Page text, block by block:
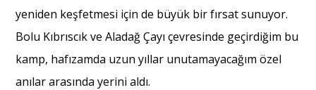
yeniden keşfetmesi için de büyük bir fırsat sunuyor.
Bolu Kıbrıscık ve Aladağ Çayı çevresinde geçirdiğim bu
kamp, hafızamda uzun yıllar unutamayacağım özel
anılar arasında yerini aldı.